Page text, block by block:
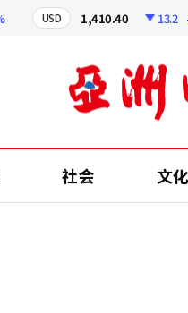
USD 1,410.40 13.2 -
社会 文化